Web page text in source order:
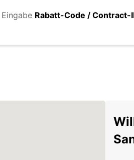
Eingabe Rabatt-Code / Contract-